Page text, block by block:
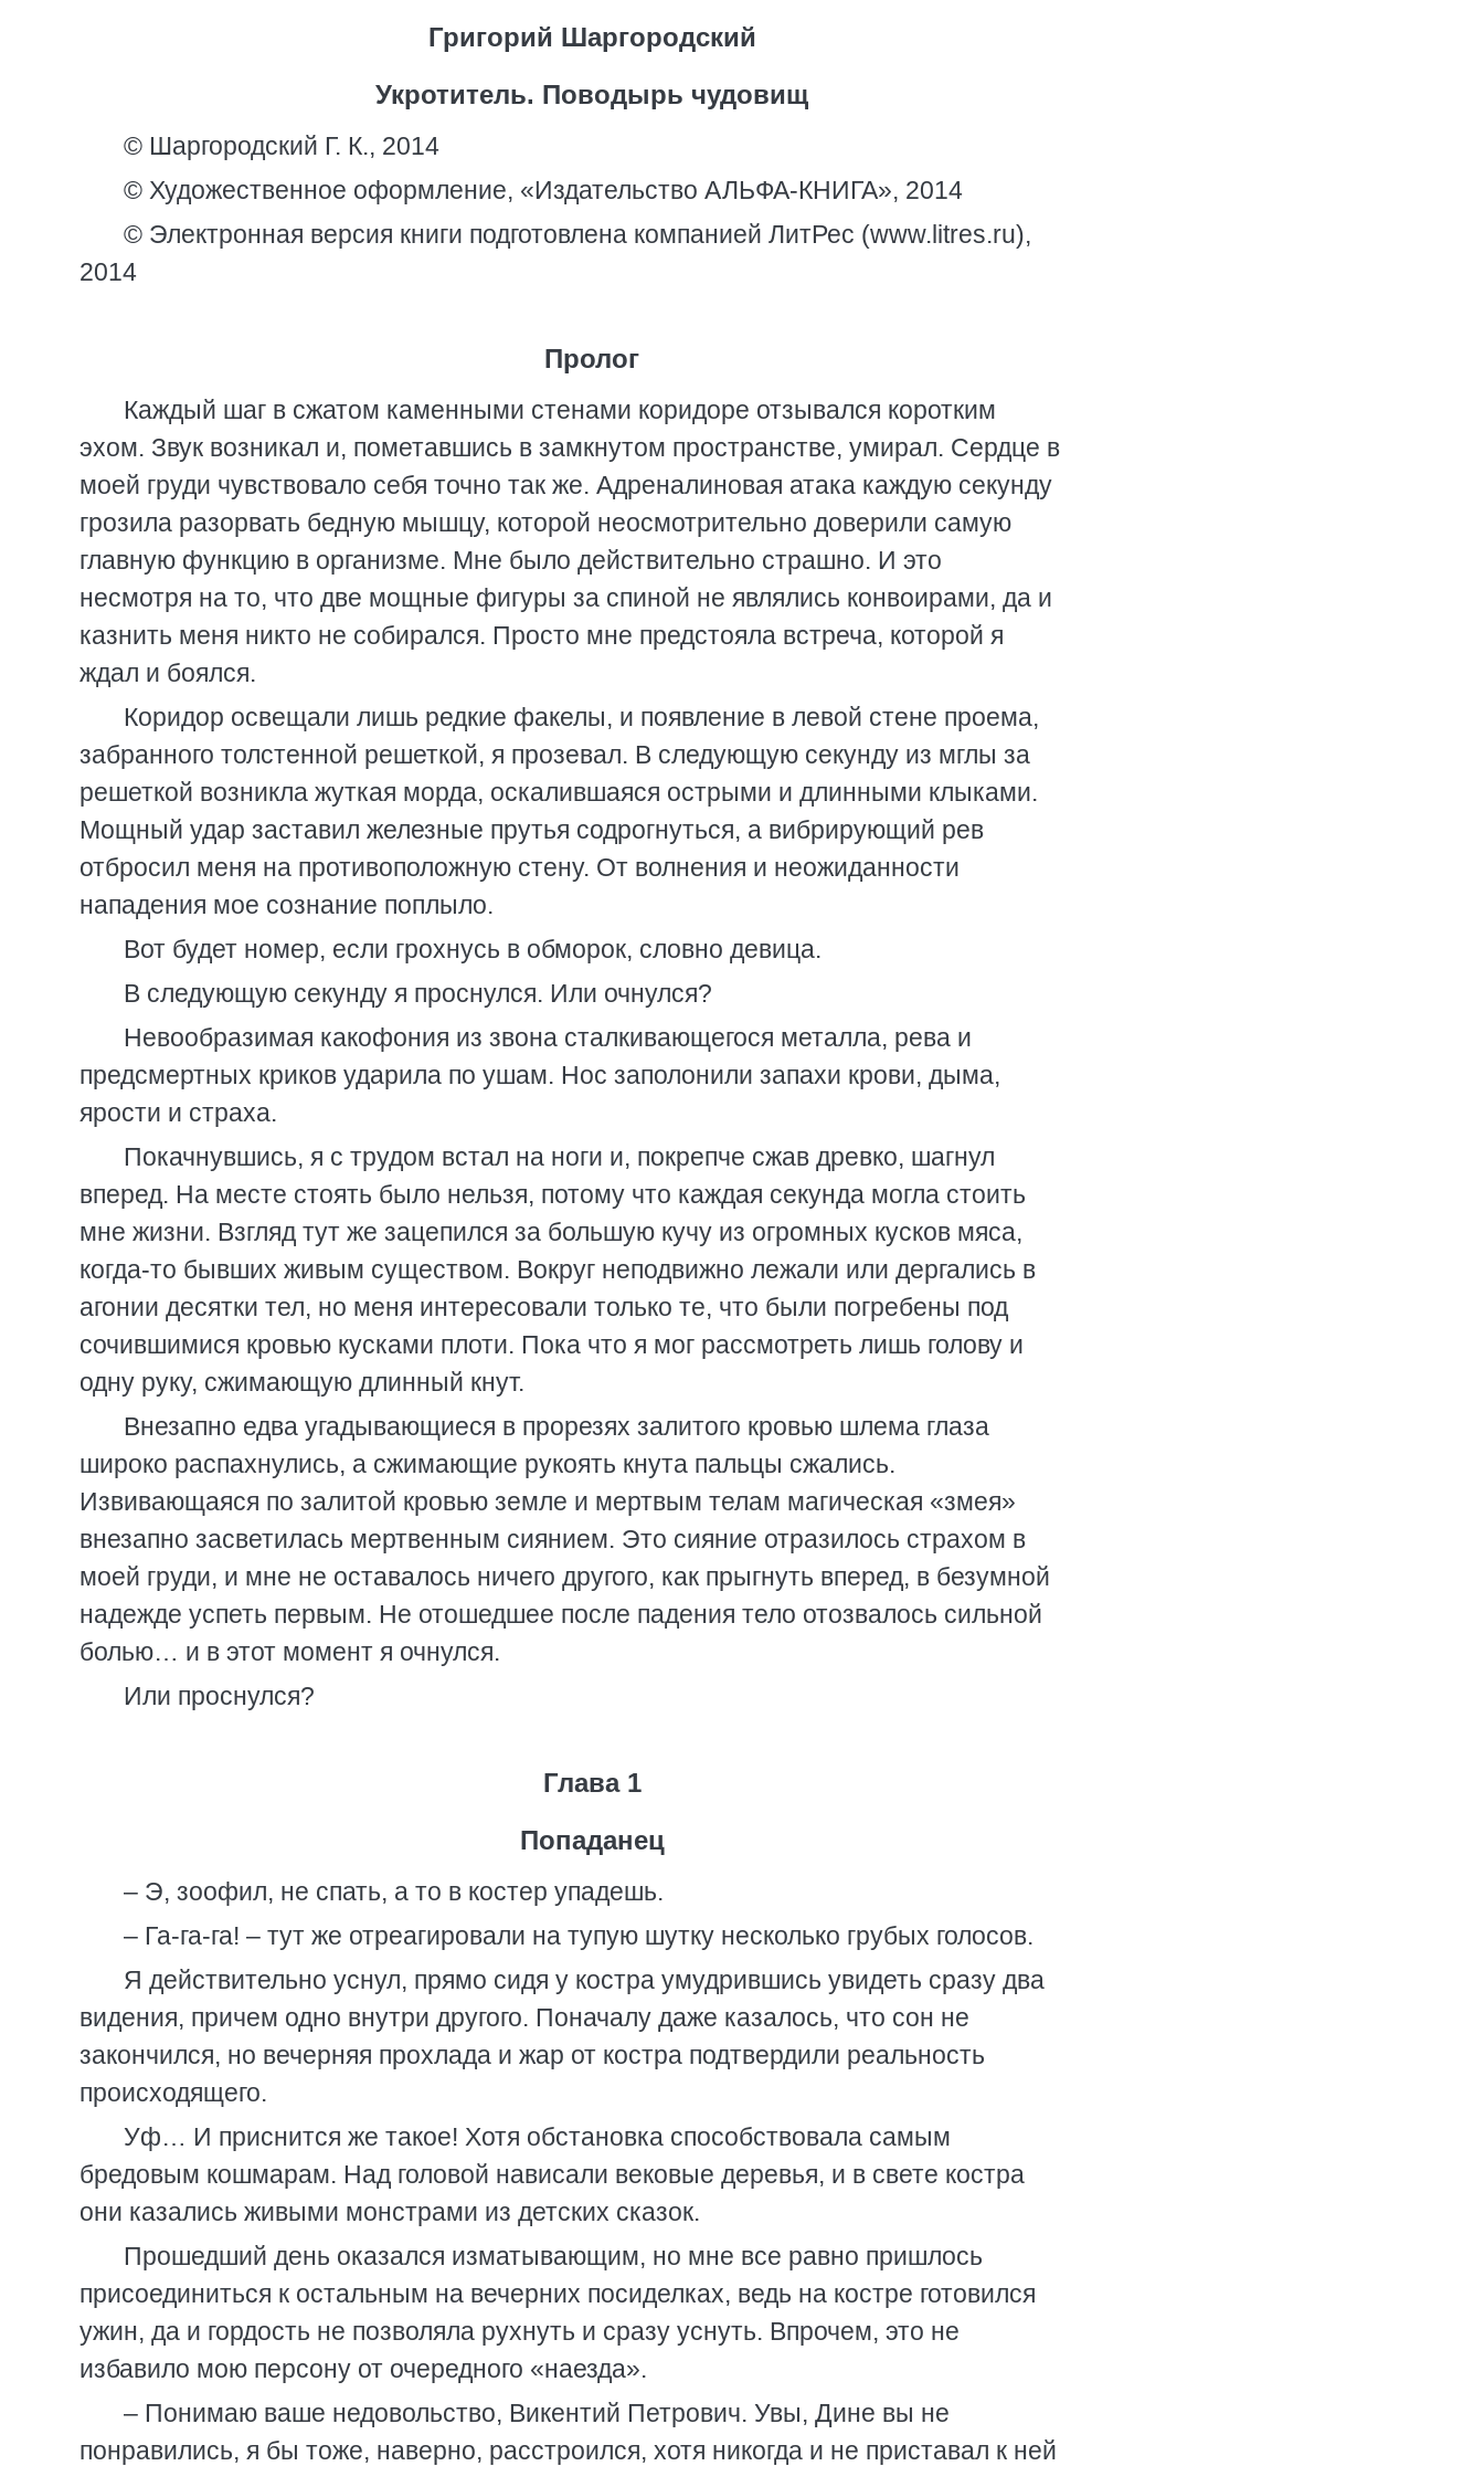
Григорий Шаргородский
Укротитель. Поводырь чудовищ
© Шаргородский Г. К., 2014
© Художественное оформление, «Издательство АЛЬФА-КНИГА», 2014
© Электронная версия книги подготовлена компанией ЛитРес (www.litres.ru),
2014
Пролог
Каждый шаг в сжатом каменными стенами коридоре отзывался коротким
эхом. Звук возникал и, пометавшись в замкнутом пространстве, умирал. Сердце в
моей груди чувствовало себя точно так же. Адреналиновая атака каждую секунду
грозила разорвать бедную мышцу, которой неосмотрительно доверили самую
главную функцию в организме. Мне было действительно страшно. И это
несмотря на то, что две мощные фигуры за спиной не являлись конвоирами, да и
казнить меня никто не собирался. Просто мне предстояла встреча, которой я
ждал и боялся.
Коридор освещали лишь редкие факелы, и появление в левой стене проема,
забранного толстенной решеткой, я прозевал. В следующую секунду из мглы за
решеткой возникла жуткая морда, оскалившаяся острыми и длинными клыками.
Мощный удар заставил железные прутья содрогнуться, а вибрирующий рев
отбросил меня на противоположную стену. От волнения и неожиданности
нападения мое сознание поплыло.
Вот будет номер, если грохнусь в обморок, словно девица.
В следующую секунду я проснулся. Или очнулся?
Невообразимая какофония из звона сталкивающегося металла, рева и
предсмертных криков ударила по ушам. Нос заполонили запахи крови, дыма,
ярости и страха.
Покачнувшись, я с трудом встал на ноги и, покрепче сжав древко, шагнул
вперед. На месте стоять было нельзя, потому что каждая секунда могла стоить
мне жизни. Взгляд тут же зацепился за большую кучу из огромных кусков мяса,
когда-то бывших живым существом. Вокруг неподвижно лежали или дергались в
агонии десятки тел, но меня интересовали только те, что были погребены под
сочившимися кровью кусками плоти. Пока что я мог рассмотреть лишь голову и
одну руку, сжимающую длинный кнут.
Внезапно едва угадывающиеся в прорезях залитого кровью шлема глаза
широко распахнулись, а сжимающие рукоять кнута пальцы сжались.
Извивающаяся по залитой кровью земле и мертвым телам магическая «змея»
внезапно засветилась мертвенным сиянием. Это сияние отразилось страхом в
моей груди, и мне не оставалось ничего другого, как прыгнуть вперед, в безумной
надежде успеть первым. Не отошедшее после падения тело отозвалось сильной
болью… и в этот момент я очнулся.
Или проснулся?
Глава 1
Попаданец
– Э, зоофил, не спать, а то в костер упадешь.
– Га-га-га! – тут же отреагировали на тупую шутку несколько грубых голосов.
Я действительно уснул, прямо сидя у костра умудрившись увидеть сразу два
видения, причем одно внутри другого. Поначалу даже казалось, что сон не
закончился, но вечерняя прохлада и жар от костра подтвердили реальность
происходящего.
Уф… И приснится же такое! Хотя обстановка способствовала самым
бредовым кошмарам. Над головой нависали вековые деревья, и в свете костра
они казались живыми монстрами из детских сказок.
Прошедший день оказался изматывающим, но мне все равно пришлось
присоединиться к остальным на вечерних посиделках, ведь на костре готовился
ужин, да и гордость не позволяла рухнуть и сразу уснуть. Впрочем, это не
избавило мою персону от очередного «наезда».
– Понимаю ваше недовольство, Викентий Петрович. Увы, Дине вы не
понравились, я бы тоже, наверно, расстроился, хотя никогда и не приставал к ней